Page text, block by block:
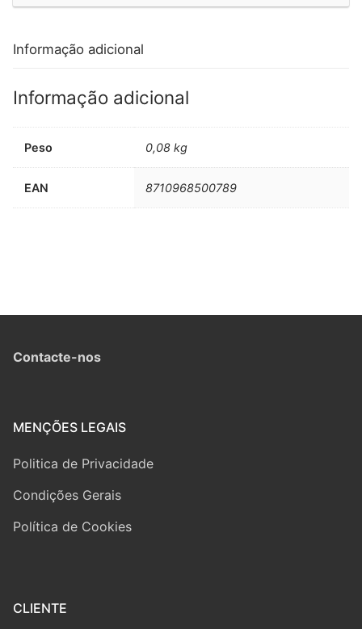
Informação adicional
Informação adicional
Peso 0,08 kg
EAN 8710968500789
Contacte-nos
MENÇÕES LEGAIS
Politica de Privacidade
Condições Gerais
Política de Cookies
CLIENTE